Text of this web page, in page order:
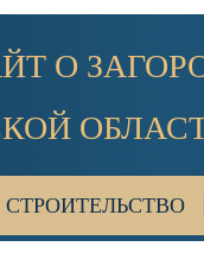
О
СТРОИТЕЛЬСТВО